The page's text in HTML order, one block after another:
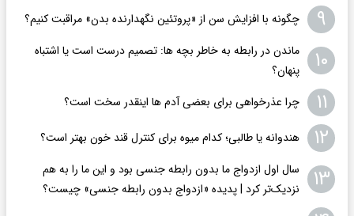
۹ چگونه با افزایش سن از «پروتئین نگهدارنده بدن» مراقبت کنیم؟
۱۰
ماندن در رابطه به خاطر بچه ها: تصمیم درست است یا اشتباه
پنهان؟
۱۱ چرا عذرخواهی برای بعضی آدم ها اینقدر سخت است؟
۱۲ هندوانه یا طالبی؛ کدام‌ میوه برای کنترل قند خون بهتر است؟
۱۳
سال اول ازدواج ما بدون رابطه جنسی بود و این ما را به هم
نزدیک‌تر کرد | پدیده «ازدواج بدون رابطه جنسی» چیست؟